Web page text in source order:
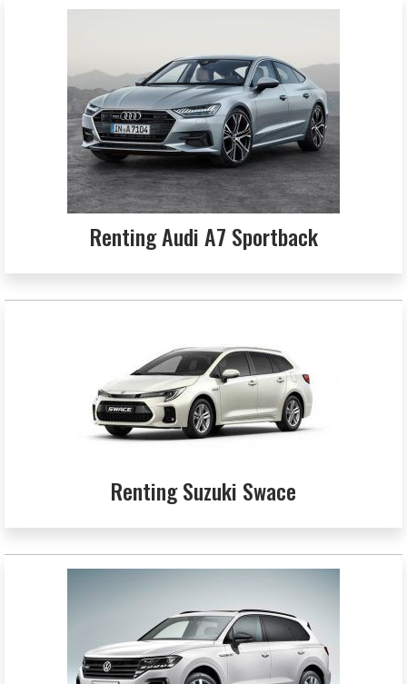
Renting Audi A7 Sportback
Renting Suzuki Swace